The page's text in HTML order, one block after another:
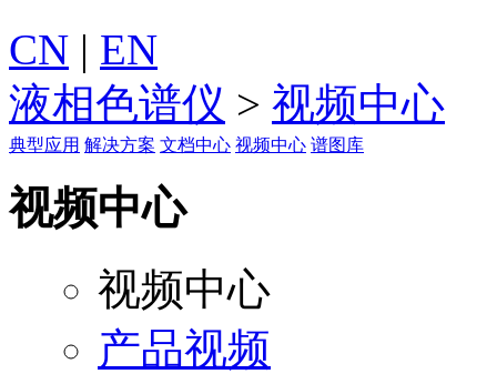
CN | EN
液相色谱仪 > 视频中心
典型应用 解决方案 文档中心 视频中心 谱图库
视频中心
视频中心
产品视频